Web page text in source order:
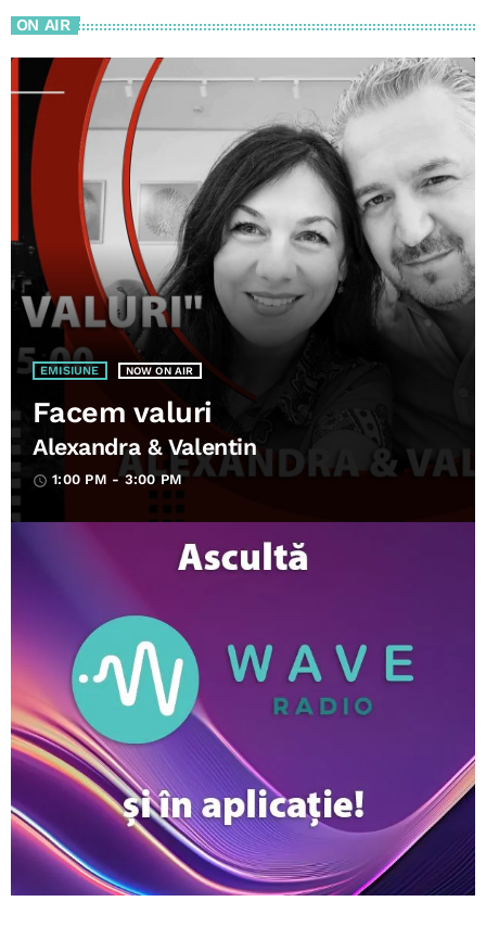
ON AIR
EMISIUNE NOW ON AIR
Facem valuri
Alexandra & Valentin
access_time 1:00 PM - 3:00 PM